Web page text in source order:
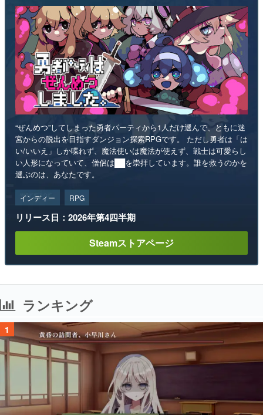
“ぜんめつ”してしまった勇者パーティから1人だけ選んで、ともに迷
宮からの脱出を目指すダンジョン探索RPGです。 ただし勇者は「は
い/いいえ」しか喋れず、魔法使いは魔法が使えず、戦士は可愛らし
い人形になっていて、僧侶は██を崇拝しています。誰を救うのかを
選ぶのは、あなたです。
インディー RPG
リリース日：2026年第4四半期
Steamストアページ
ランキング
1